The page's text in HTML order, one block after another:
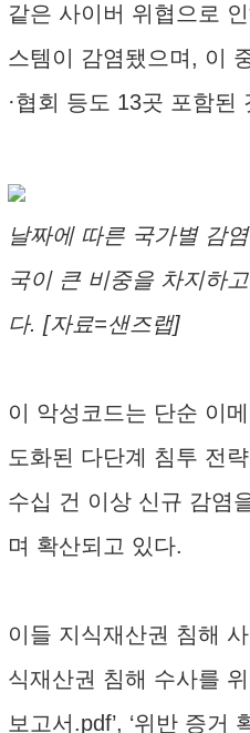
같은 사이버 위협으로
스템이 감염됐으며, 이
·협회 등도 13곳 포함된
날짜에 따른 국가별 감
국이 큰 비중을 차지하
다. [자료=샌즈랩]
이 악성코드는 단순 이
도화된 다단계 침투 전
수십 건 이상 신규 감염
며 확산되고 있다.
이들 지식재산권 침해
식재산권 침해 수사를
보고서.pdf’, ‘위반 증거